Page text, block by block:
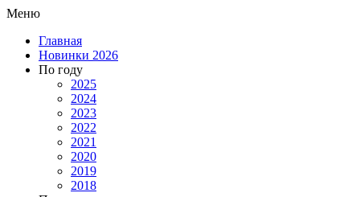
Меню
Главная
Новинки 2026
По году
2025
2024
2023
2022
2021
2020
2019
2018